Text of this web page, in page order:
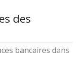
des
bancaires dans